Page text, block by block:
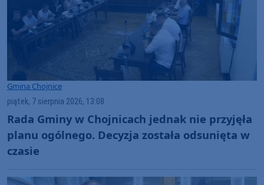
Gmina Chojnice
piątek, 7 sierpnia 2026, 13:08
Rada Gminy w Chojnicach jednak nie przyjęła
planu ogólnego. Decyzja została odsunięta w
czasie